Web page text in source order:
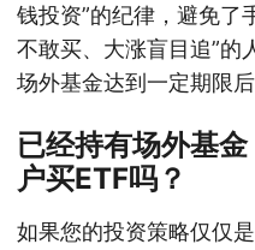
钱投资”的纪律，避免了
不敢买、大涨盲目追”的
场外基金达到一定期限
已经持有场外基
户买ETF吗？
如果您的投资策略仅仅